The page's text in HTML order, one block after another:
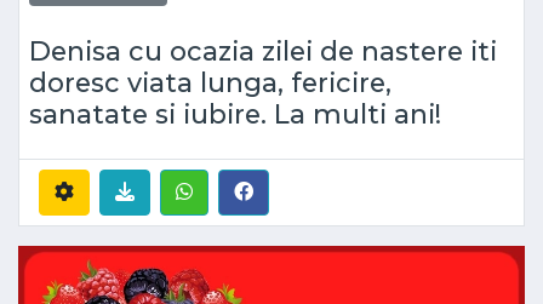
Denisa cu ocazia zilei de nastere iti
doresc viata lunga, fericire,
sanatate si iubire. La multi ani!